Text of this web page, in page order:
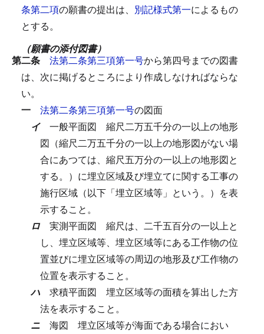
条第二項の願書の提出は、 別記様式第一によるもの
とする。
（願書の添付図書）
第二条 法第二条第三項第一号から第四号までの図書
は、次に掲げるところにより作成しなければならな
い。
一 法第二条第三項第一号の図面
イ 一般平面図
縮尺二万五千分の一以上の地形
図（縮尺二万五千分の一以上の地形図がない場
合にあつては、縮尺五万分の一以上の地形図と
する。）に埋立区域及び埋立てに関する工事の
施行区域（以下「埋立区域等」という。）を表
示すること。
ロ 実測平面図
縮尺は、二千五百分の一以上と
し、埋立区域等、埋立区域等にある工作物の位
置並びに埋立区域等の周辺の地形及び工作物の
位置を表示すること。
ハ 求積平面図
埋立区域等の面積を算出した方
法を表示すること。
ニ 海図
埋立区域等が海面である場合におい